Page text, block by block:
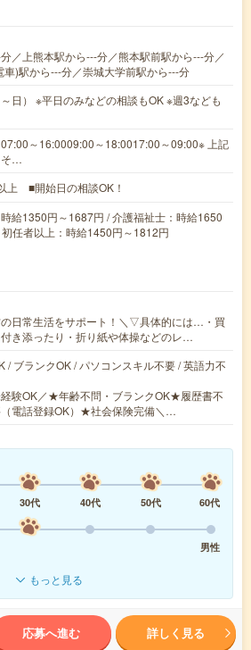
／上熊本駅から---分／熊本駅前駅から---分／
車)駅から---分／崇城大学前駅から---分
日） ※平日のみなどの相談もOK ※週3なども
07:00～16:0009:00～18:0017:00～09:00※ 上記
そ…
上 ■開始日の相談OK！
給1350円～1687円 / 介護福祉士：時給1650
任者以上：時給1450円～1812円
の日常生活をサポート！＼▽具体的には…・買
き添ったり・折り紙や体操などのレ…
/ ブランクOK / パソコンスキル不要 / 英語力不
験OK／★年齢不問・ブランクOK★履歴書不
電話登録OK）★社会保険完備＼…
30代 40代 50代
60代
男性
もっと見る
応募へ進む 詳しく見る